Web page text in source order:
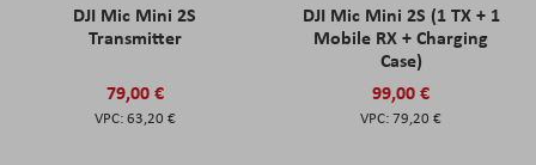
DJI Mic Mini 2S
Transmitter
79,00 €
63,20 €
DJI Mic Mini 2S (1 TX + 1
Mobile RX + Charging
Case)
99,00 €
79,20 €